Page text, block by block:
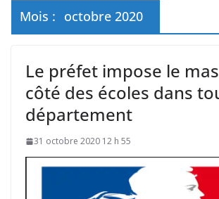
Mois : octobre 2020
Le préfet impose le
côté des écoles dans
département
31 octobre 2020 12 h 55